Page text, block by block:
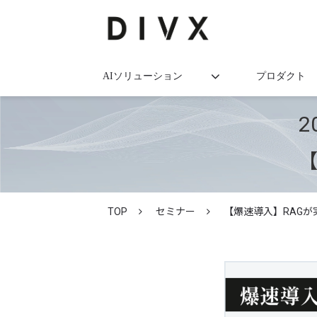
AIソリューション プロダクト
TOP セミナー 【爆速導入】RAG